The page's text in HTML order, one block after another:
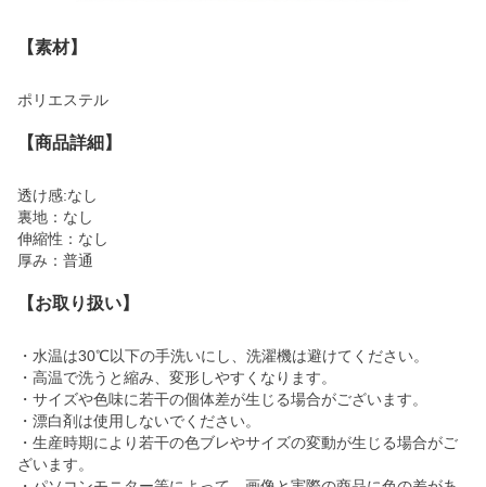
【素材】
ポリエステル
【商品詳細】
透け感:なし
裏地：なし
伸縮性：なし
厚み：普通
【お取り扱い】
・水温は30℃以下の手洗いにし、洗濯機は避けてください。
・高温で洗うと縮み、変形しやすくなります。
・サイズや色味に若干の個体差が生じる場合がございます。
・漂白剤は使用しないでください。
・生産時期により若干の色ブレやサイズの変動が生じる場合がご
ざいます。